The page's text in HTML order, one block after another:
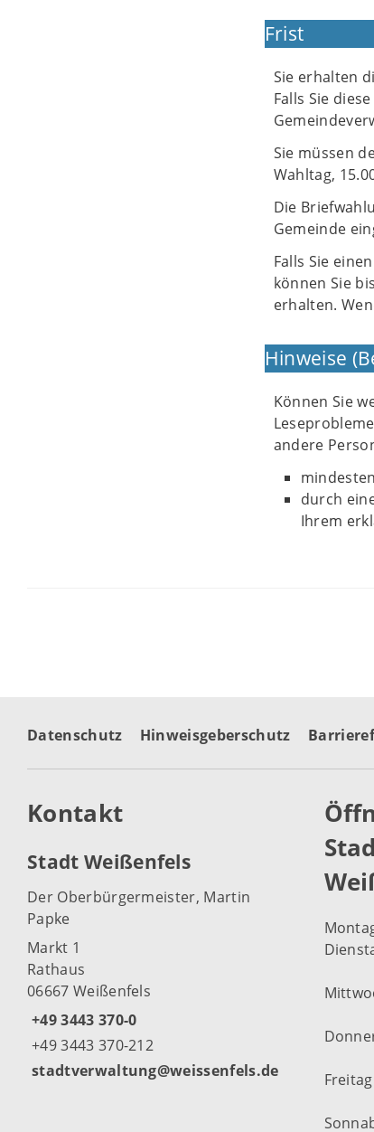
Frist
Sie erhalten
Falls Sie
Sie müssen
Wahltag,
Die
Gemeinde
Falls Sie
können Sie
erhalten.
Hinweise
Können Sie
andere
durch
Ihrem
Datenschutz Hinweisgeberschutz
Kontakt
Stadt Weißenfels
Der Oberbürgermeister, Martin
Papke
Markt 1
Rathaus
06667 Weißenfels
+49 3443 370-0
+49 3443 370-212
stadtverwaltung@weissenfels.de
Freitag